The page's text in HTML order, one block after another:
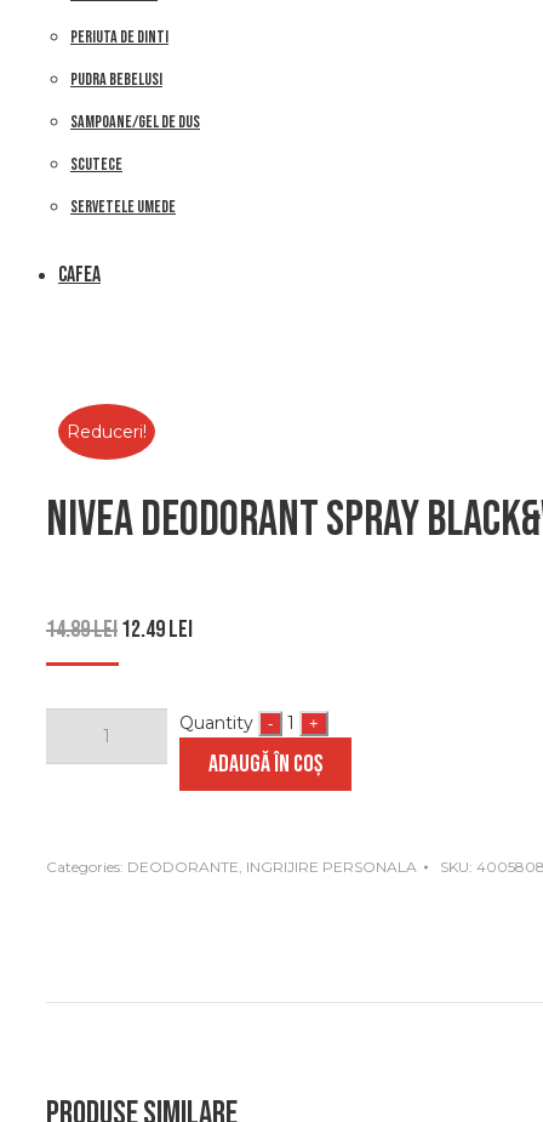
PERIUTA DE DINTI
PUDRA BEBELUSI
SAMPOANE/GEL DE DUS
SCUTECE
SERVETELE UMEDE
CAFEA
Reduceri!
Nivea deodorant spray
14.89lei12.49lei
Quantity - 1 +
ADAUGĂ ÎN COȘ
Categories: DEODORANTE INGRIJIRE PERSONALA SKU: